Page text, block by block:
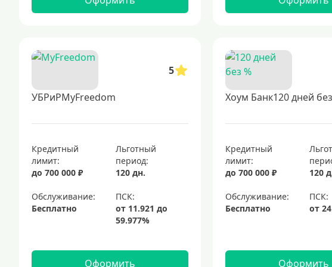
5
УБРиРMyFreedom
Кредитный
лимит:
до 700 000 ₽
Льготный
период:
120 дн.
Обслуживание:
Бесплатно
Оформить
Хоум Банк120 дней
Кредитный
лимит:
до 700 000 ₽
120
Обслуживание:
Бесплатно
Оформить